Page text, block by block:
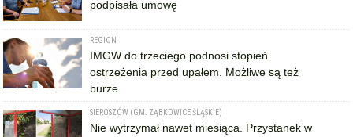
podpisała umowę
REGION
IMGW do trzeciego podnosi stopień
ostrzeżenia przed upałem. Możliwe są też
burze
SIEROSZÓW (GM. ZĄBKOWICE ŚLĄSKIE)
Nie wytrzymał nawet miesiąca. Przystanek w